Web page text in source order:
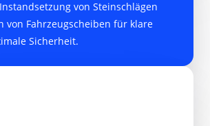
von Steinschlägen
von Fahrzeugscheiben für klare
Sicherheit.